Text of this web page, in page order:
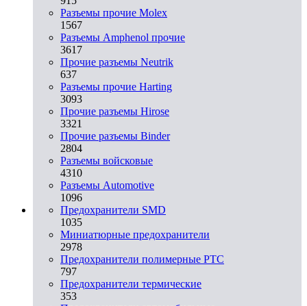
Разъемы прочие Molex
1567
Разъемы Amphenol прочие
3617
Прочие разъемы Neutrik
637
Разъемы прочие Harting
3093
Прочие разъемы Hirose
3321
Прочие разъемы Binder
2804
Разъемы войсковые
4310
Разъeмы Automotive
1096
Предохранители SMD
1035
Миниатюрные предохранители
2978
Предохранители полимерные PTC
797
Предохранители термические
353